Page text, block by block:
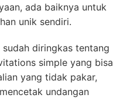
ada baiknya untuk
unik sendiri.
diringkas tentang
simple yang bisa
yang tidak pakar,
undangan